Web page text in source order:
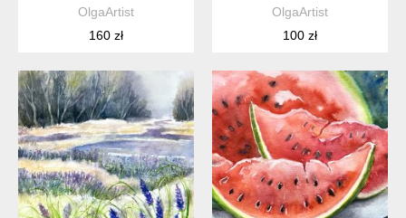
OlgaArtist
160 zł
OlgaArtist
100 zł